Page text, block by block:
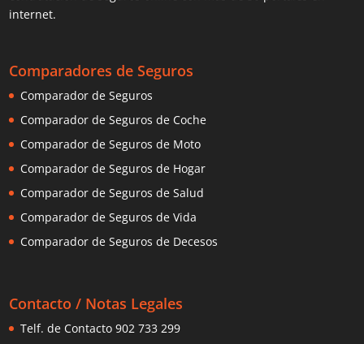
internet.
Comparadores de Seguros
Comparador de Seguros
Comparador de Seguros de Coche
Comparador de Seguros de Moto
Comparador de Seguros de Hogar
Comparador de Seguros de Salud
Comparador de Seguros de Vida
Comparador de Seguros de Decesos
Contacto / Notas Legales
Telf. de Contacto 902 733 299